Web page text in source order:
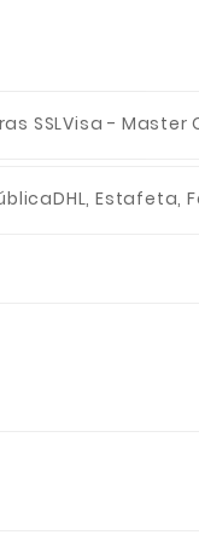
SSLVisa - Master
DHL, Estafeta,